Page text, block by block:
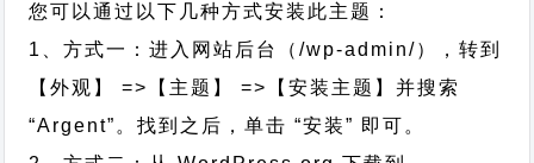
您可以通过以下几种方式安装此主题：
1、方式一：进入网站后台（/wp-admin/），转到
【外观】 =>【主题】 =>【安装主题】并搜索
“Argent”。找到之后，单击 “安装” 即可。